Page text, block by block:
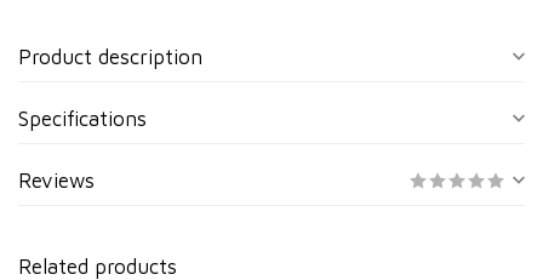
Product description
Specifications
Reviews
Related products